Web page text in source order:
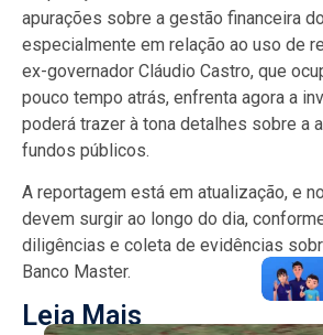
apurações sobre a gestão financeira
especialmente em relação ao uso de
ex-governador Cláudio Castro, que
pouco tempo atrás, enfrenta agora a
poderá trazer à tona detalhes sobre a
fundos públicos.
A reportagem está em atualização, e
devem surgir ao longo do dia,
diligências e coleta de evidências
Banco Master.
Leia Mais